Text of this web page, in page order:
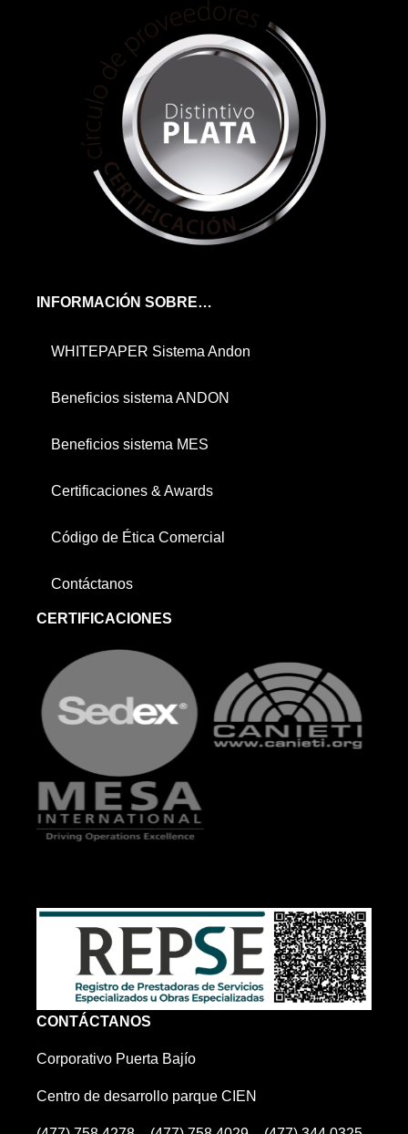
INFORMACIÓN SOBRE…
WHITEPAPER Sistema Andon
Beneficios sistema ANDON
Beneficios sistema MES
Certificaciones & Awards
Código de Ética Comercial
Contáctanos
CERTIFICACIONES
CONTÁCTANOS
Corporativo Puerta Bajío
Centro de desarrollo parque CIEN